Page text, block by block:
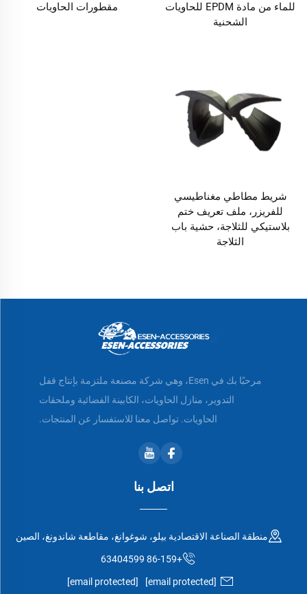
للماء من مادة EPDM للحاويات
الشحنية
مقطورات الحاويات
شريط مطاطي مغناطيسي
للفريزر، ملف تعريف ختم
بلاستيكي للثلاجة، حشية باب
الثلاجة
مرحبًا بك في Esen، وهي شركة مصنعة ملتزمة بإنتاج قفل
التدوير، منازل الحاويات، الكابينة الفضائية وملحقات
الحاويات. تواصل معنا للاستفسار عن المنتجات.
اتصل بنا
منطقة الصناعة الاقتصادية بيلو، شوغوانغ، مقاطعة شاندونغ، الصين
+86-159 63404599
[email protected]
[email protected]